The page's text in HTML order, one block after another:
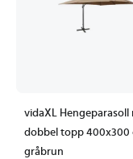
vidaXL Hengeparasoll
dobbel topp 400x300
gråbrun